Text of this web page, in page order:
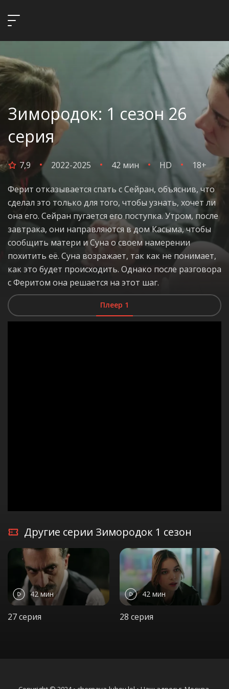
Зимородок: 1 сезон 26
серия
7,9 2022-2025 42 мин HD 18+
Ферит отказывается спать с Сейран, объяснив, что
сделал это только для того, чтобы узнать, хочет ли
она его. Сейран пугается его поступка. Утром, после
завтрака, они направляются в дом Касыма, чтобы
сообщить матери и Суна о своем намерении
похитить её. Суна возражает, так как не понимает,
как это будет происходить. Однако после разговора
с Феритом она решается на этот шаг.
Плеер 1
Другие серии Зимородок 1 сезон
42 мин
27 серия
42 мин
28 серия